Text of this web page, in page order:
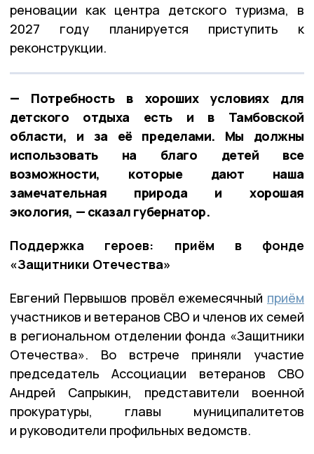
реновации как центра детского туризма, в
2027 году планируется приступить к
реконструкции.
— Потребность в хороших условиях для
детского отдыха есть и в Тамбовской
области, и за её пределами. Мы должны
использовать на благо детей все
возможности, которые дают наша
замечательная природа и хорошая
экология, — сказал губернатор.
Поддержка героев: приём в фонде
«Защитники Отечества»
Евгений Первышов провёл ежемесячный приём
участников и ветеранов СВО и членов их семей
в региональном отделении фонда «Защитники
Отечества». Во встрече приняли участие
председатель Ассоциации ветеранов СВО
Андрей Сапрыкин, представители военной
прокуратуры, главы муниципалитетов
и руководители профильных ведомств.